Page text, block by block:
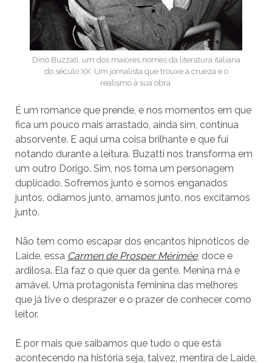
Dino Buzzati, um dos maiores nomes da literatura italiana
do século XX. Um jornalista que trouxe a crueza e o
realismo à sua obra.
É um romance que prende, e nos momentos em que
fica um pouco mais arrastado, ainda sim, continua
absorvente. E aqui uma coisa brilhante e que fui
notando durante a leitura. Buzatti nos transforma em
um outro Dorigo. Sim, nos torna um personagem
duplicado. Sofremos junto e somos enganados
juntos, odiamos junto, amamos junto, nos excitamos
junto.
Não tem como escapar dos encantos hipnóticos de
Laide, essa Carmen de Prosper Mérimée, doce e
ardilosa. Ela faz o que quer da gente. Menina má e
amável. Uma protagonista feminina das melhores
que já tive o desprazer e o prazer de conhecer como
leitor.
E por mais que saibamos que tudo o que está
acontecendo na história seja, talvez, mentira de Laide,